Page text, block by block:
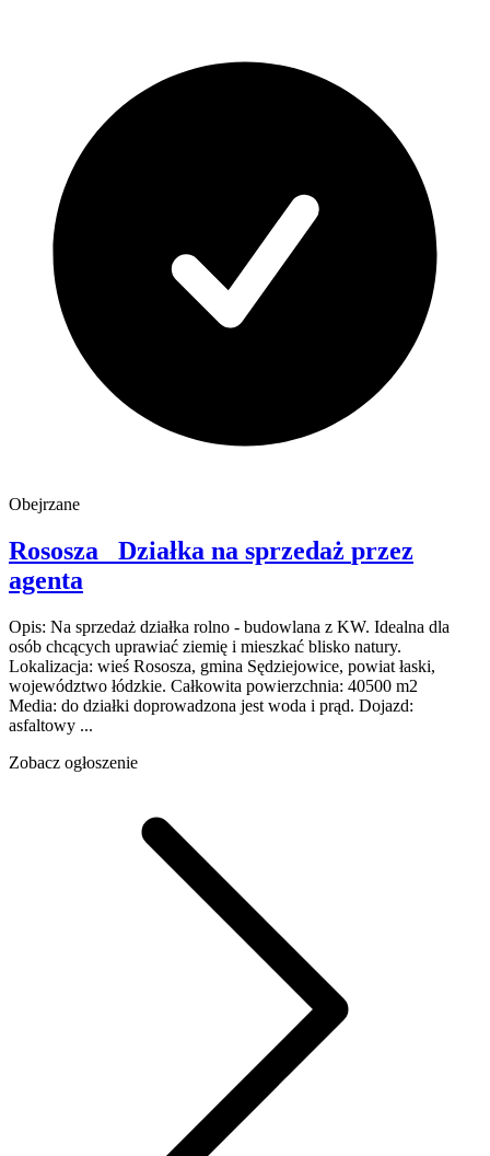
Obejrzane
Rososza Działka na sprzedaż przez
agenta
Opis: Na sprzedaż działka rolno - budowlana z KW. Idealna dla
osób chcących uprawiać ziemię i mieszkać blisko natury.
Lokalizacja: wieś Rososza, gmina Sędziejowice, powiat łaski,
województwo łódzkie. Całkowita powierzchnia: 40500 m2
Media: do działki doprowadzona jest woda i prąd. Dojazd:
asfaltowy ...
Zobacz ogłoszenie